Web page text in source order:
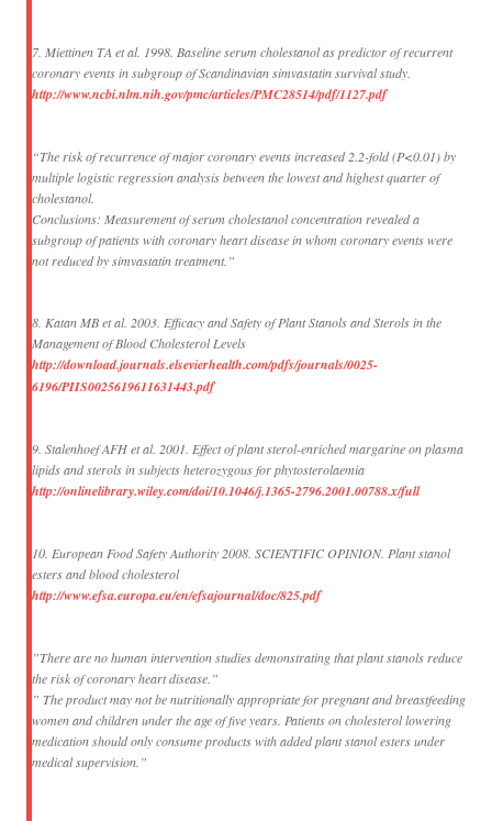
7. Miettinen TA et al. 1998. Baseline serum cholestanol as predictor of recurrent
coronary events in subgroup of Scandinavian simvastatin survival study.
http://www.ncbi.nlm.nih.gov/pmc/articles/PMC28514/pdf/1127.pdf
“The risk of recurrence of major coronary events increased 2.2-fold (P<0.01) by
multiple logistic regression analysis between the lowest and highest quarter of
cholestanol.
Conclusions: Measurement of serum cholestanol concentration revealed a
subgroup of patients with coronary heart disease in whom coronary events were
not reduced by simvastatin treatment.”
8. Katan MB et al. 2003. Efficacy and Safety of Plant Stanols and Sterols in the
Management of Blood Cholesterol Levels
http://download.journals.elsevierhealth.com/pdfs/journals/0025-
6196/PIIS0025619611631443.pdf
9. Stalenhoef AFH et al. 2001. Effect of plant sterol-enriched margarine on plasma
lipids and sterols in subjects heterozygous for phytosterolaemia
http://onlinelibrary.wiley.com/doi/10.1046/j.1365-2796.2001.00788.x/full
10. European Food Safety Authority 2008. SCIENTIFIC OPINION. Plant stanol
esters and blood cholesterol
http://www.efsa.europa.eu/en/efsajournal/doc/825.pdf
”There are no human intervention studies demonstrating that plant stanols reduce
the risk of coronary heart disease.”
” The product may not be nutritionally appropriate for pregnant and breastfeeding
women and children under the age of five years. Patients on cholesterol lowering
medication should only consume products with added plant stanol esters under
medical supervision.”